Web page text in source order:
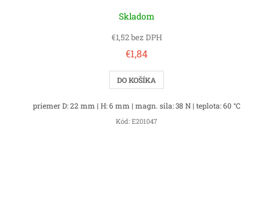
Skladom
€1,52 bez DPH
€1,84
DO KOŠÍKA
priemer D: 22 mm | H: 6 mm | magn. sila: 38 N | teplota: 60 °C
Kód: E201047